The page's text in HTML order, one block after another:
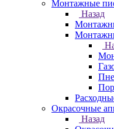
Монтажные
Назад
Окрасочные
Назад